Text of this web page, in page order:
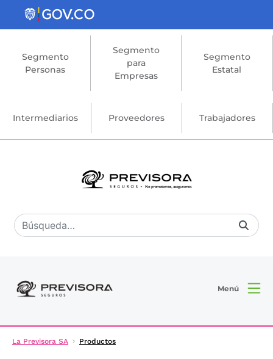
Saltar al contenido principal
Segmento
Personas
Segmento
para
Empresas
Segmento
Estatal
Intermediarios Proveedores Trabajadores
Menú
La Previsora SA Productos